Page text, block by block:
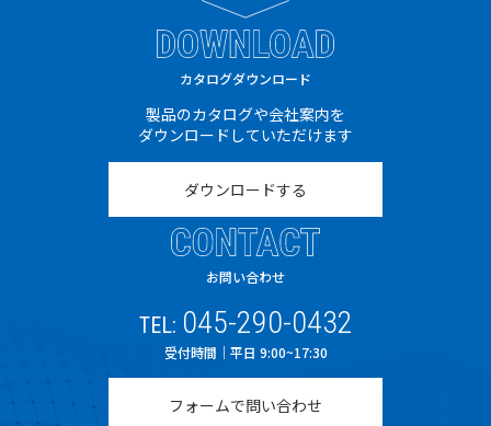
DOWNLOAD
カタログダウンロード
製品のカタログや会社案内を
ダウンロードしていただけます
ダウンロードする
CONTACT
お問い合わせ
TEL: 045-290-0432
受付時間｜平日 9:00~17:30
フォームで問い合わせ